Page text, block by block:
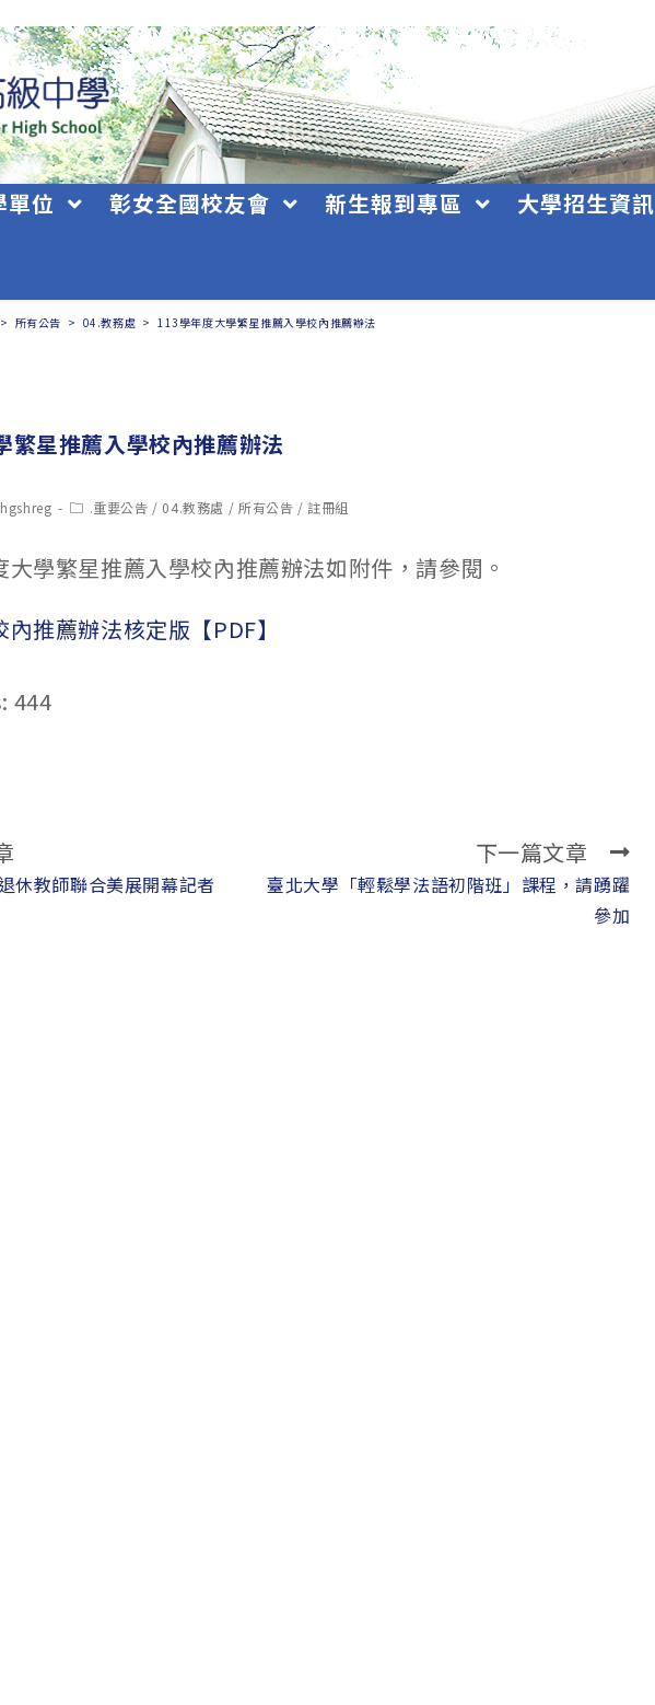
單位 彰女全國校友會 新生報到專區 大學招生資訊
> 所有公告 > 04.教務處 > 113學年度大學繁星推薦入學校內推薦辦法
繁星推薦入學校內推薦辦法
Post.重要公告 / 04.教務處 / 所有公告 / 註冊組
學繁星推薦入學校內推薦辦法如附件，請參閱。
推薦辦法核定版【PDF】
444
休教師聯合美展開幕記者
下一篇文章
臺北大學「輕鬆學法語初階班」課程，請踴躍
參加